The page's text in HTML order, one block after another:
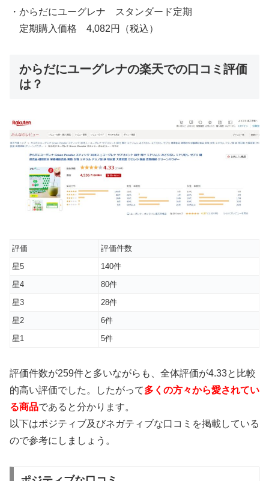
・からだにユーグレナ スタンダード定期
定期購入価格 4,082円（税込）
からだにユーグレナの楽天での口コミ評価
は？
評価
評価件数
星5
140件
星4
80件
星3
28件
星2
6件
星1
5件
評価件数が259件と多いながらも、全体評価が4.33と比較
的高い評価でした。したがって多くの方々から愛されてい
る商品であると分かります。
以下はポジティブ及びネガティブな口コミを掲載している
ので参考にしましょう。